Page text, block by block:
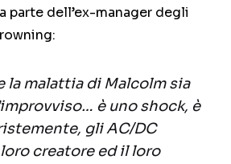
parte dell’ex-manager degli
la malattia di Malcolm sia
è uno shock, è
gli AC/DC
creatore ed il loro